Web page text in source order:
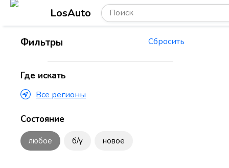
LosAuto
Фильтры Сбросить
Где искать
Все регионы
Состояние
любое б/у новое